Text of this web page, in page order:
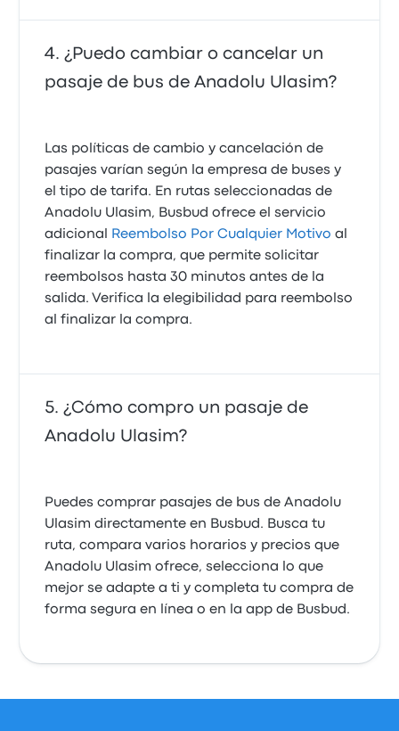
¿Puedo cambiar o cancelar un
pasaje de bus de Anadolu Ulasim?
Las políticas de cambio y cancelación de
pasajes varían según la empresa de buses y
el tipo de tarifa. En rutas seleccionadas de
Anadolu Ulasim, Busbud ofrece el servicio
adicional
Reembolso Por Cualquier Motivo al
finalizar la compra, que permite solicitar
reembolsos hasta 30 minutos antes de la
salida. Verifica la elegibilidad para reembolso
al finalizar la compra.
¿Cómo compro un pasaje de
Anadolu Ulasim?
Puedes comprar pasajes de bus de Anadolu
Ulasim directamente en Busbud. Busca tu
ruta, compara varios horarios y precios que
Anadolu Ulasim ofrece, selecciona lo que
mejor se adapte a ti y completa tu compra de
forma segura en línea o en la app de Busbud.